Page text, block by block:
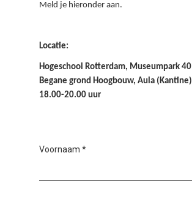
Meld je hieronder aan.
Locatie:
Hogeschool Rotterdam, Museumpark 40
Begane grond Hoogbouw, Aula (Kantine)
18.00-20.00 uur
Voornaam *